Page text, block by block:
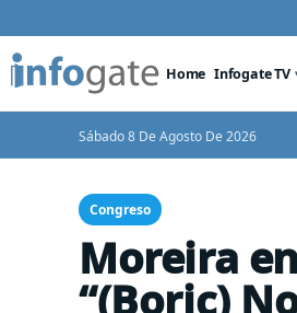
Home Infogate TV
Sábado 8 De Agosto De 2026
Congreso
Moreira
“(Boric)